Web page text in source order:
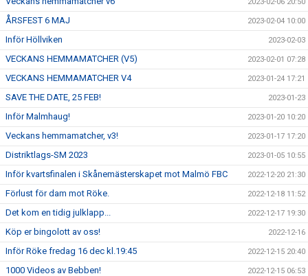
ÅRSFEST 6 MAJ 2023-02-04 10:00
Inför Höllviken 2023-02-03
VECKANS HEMMAMATCHER (V5) 2023-02-01 07:28
VECKANS HEMMAMATCHER V4 2023-01-24 17:21
SAVE THE DATE, 25 FEB! 2023-01-23
Inför Malmhaug! 2023-01-20 10:20
Veckans hemmamatcher, v3! 2023-01-17 17:20
Distriktlags-SM 2023 2023-01-05 10:55
Inför kvartsfinalen i Skånemästerskapet mot Malmö FBC 2022-12-20 21:30
Förlust för dam mot Röke. 2022-12-18 11:52
Det kom en tidig julklapp... 2022-12-17 19:30
Köp er bingolott av oss! 2022-12-16
Inför Röke fredag 16 dec kl.19:45 2022-12-15 20:40
1000 Videos av Bebben! 2022-12-15 06:53